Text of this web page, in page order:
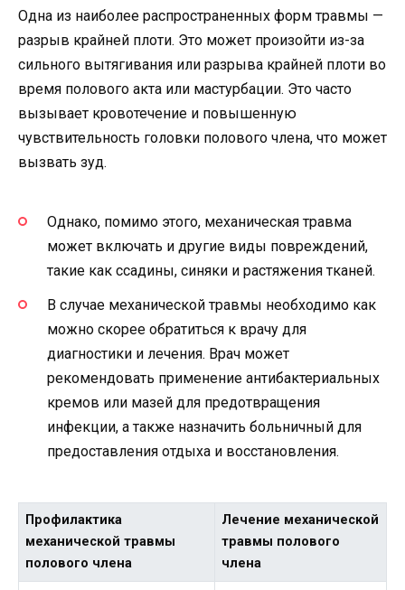
Одна из наиболее распространенных форм травмы —
разрыв крайней плоти. Это может произойти из-за
сильного вытягивания или разрыва крайней плоти во
время полового акта или мастурбации. Это часто
вызывает кровотечение и повышенную
чувствительность головки полового члена, что может
вызвать зуд.
Однако, помимо этого, механическая травма
может включать и другие виды повреждений,
такие как ссадины, синяки и растяжения тканей.
В случае механической травмы необходимо как
можно скорее обратиться к врачу для
диагностики и лечения. Врач может
рекомендовать применение антибактериальных
кремов или мазей для предотвращения
инфекции, а также назначить больничный для
предоставления отдыха и восстановления.
Профилактика
механической травмы
полового члена
Лечение механической
травмы полового
члена